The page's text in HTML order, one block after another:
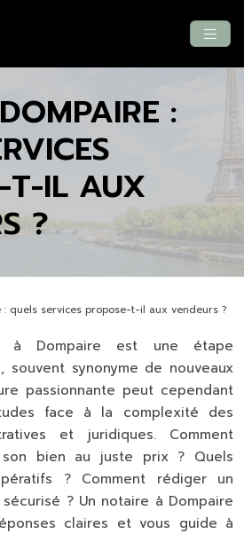
:
T-IL AUX
?
quels services propose-t-il aux vendeurs ?
à Dompaire est une étape
synonyme de nouveaux
passionnante peut cependant
face à la complexité des
et juridiques. Comment
son bien au juste prix ? Quels
? Comment rédiger un
? Un notaire à Dompaire
claires et vous guide à